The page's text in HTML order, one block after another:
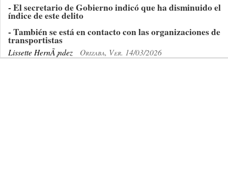
- El secretario de Gobierno indicó que ha disminuido el
índice de este delito
- También se está en contacto con las organizaciones de
transportistas
Lissette HernÃ¡ndez Orizaba, Ver. 14/03/2026